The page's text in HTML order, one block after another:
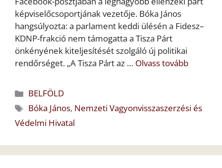
képviselőcsoportjának vezetője. Bóka János
hangsúlyozta: a parlament keddi ülésén a Fidesz–
KDNP-frakció nem támogatta a Tisza Párt
önkényének kiteljesítését szolgáló új politikai
rendőrséget. „A Tisza Párt az … Olvass tovább
Kategória
BELFÖLD
Címkék
Bóka János, Nemzeti Vagyonvisszaszerzési és
Védelmi Hivatal